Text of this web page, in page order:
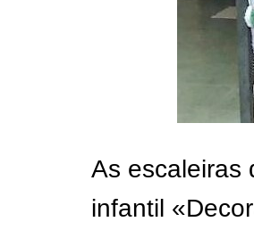
As escaleiras
infantil